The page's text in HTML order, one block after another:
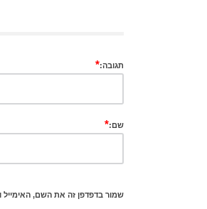
תגובה:*
שם:*
שמור בדפדפן זה את השם,